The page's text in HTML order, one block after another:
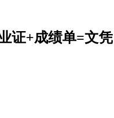
证+成绩单=文